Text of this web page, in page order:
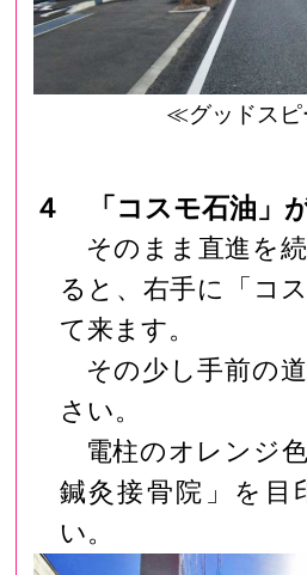
≪グッドス
４ 「コスモ石油」
そのまま直進を
ると、右手に「コ
て来ます。
その少し手前の
さい。
電柱のオレンジ
鍼灸接骨院」を目
い。